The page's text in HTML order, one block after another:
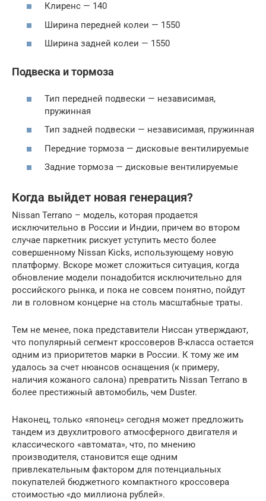
Клиренс — 140
Ширина передней колеи — 1550
Ширина задней колеи — 1550
Подвеска и тормоза
Тип передней подвески — независимая,
пружинная
Тип задней подвески — независимая, пружинная
Передние тормоза — дисковые вентилируемые
Задние тормоза — дисковые вентилируемые
Когда выйдет новая генерация?
Nissan Terrano – модель, которая продается
исключительно в России и Индии, причем во втором
случае паркетник рискует уступить место более
совершенному Nissan Kicks, использующему новую
платформу. Вскоре может сложиться ситуация, когда
обновление модели понадобится исключительно для
российского рынка, и пока не совсем понятно, пойдут
ли в головном концерне на столь масштабные траты.
Тем не менее, пока представители Ниссан утверждают,
что популярный сегмент кроссоверов B-класса остается
одним из приоритетов марки в России. К тому же им
удалось за счет нюансов оснащения (к примеру,
наличия кожаного салона) превратить Nissan Terrano в
более престижный автомобиль, чем Duster.
Наконец, только «японец» сегодня может предложить
тандем из двухлитрового атмосферного двигателя и
классического «автомата», что, по мнению
производителя, становится еще одним
привлекательным фактором для потенциальных
покупателей бюджетного компактного кроссовера
стоимостью «до миллиона рублей».